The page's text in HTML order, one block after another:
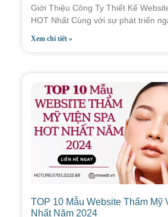
Giới Thiệu Công Ty Thiết Kế
HOT Nhất Cùng với sự phát triển
Xem chi tiết »
TOP 10 Mẫu Website Thẩm Mỹ
Nhất Năm 2024